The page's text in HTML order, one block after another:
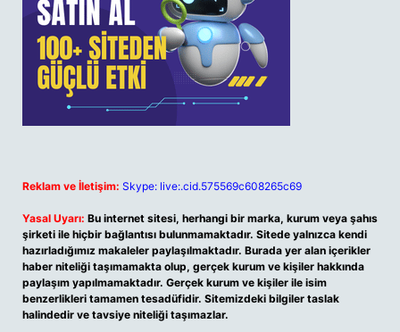
Reklam ve İletişim: Skype: live:.cid.575569c608265c69
Yasal Uyarı: Bu internet sitesi, herhangi bir marka, kurum veya şahıs
şirketi ile hiçbir bağlantısı bulunmamaktadır. Sitede yalnızca kendi
hazırladığımız makaleler paylaşılmaktadır. Burada yer alan içerikler
haber niteliği taşımamakta olup, gerçek kurum ve kişiler hakkında
paylaşım yapılmamaktadır. Gerçek kurum ve kişiler ile isim
benzerlikleri tamamen tesadüfidir. Sitemizdeki bilgiler taslak
halindedir ve tavsiye niteliği taşımazlar.